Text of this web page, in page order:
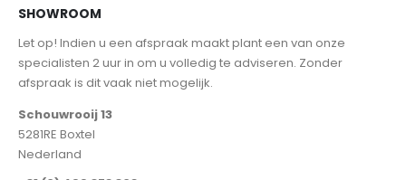
SHOWROOM
Let op! Indien u een afspraak maakt plant een van onze
specialisten 2 uur in om u volledig te adviseren. Zonder
afspraak is dit vaak niet mogelijk.
Schouwrooij 13
5281RE Boxtel
Nederland